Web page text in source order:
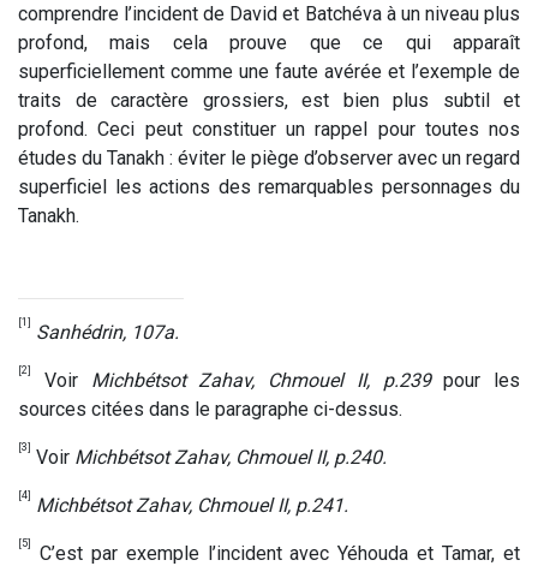
comprendre l’incident de David et Batchéva à un niveau plus
profond, mais cela prouve que ce qui apparaît
superficiellement comme une faute avérée et l’exemple de
traits de caractère grossiers, est bien plus subtil et
profond. Ceci peut constituer un rappel pour toutes nos
études du Tanakh : éviter le piège d’observer avec un regard
superficiel les actions des remarquables personnages du
Tanakh.
[1] Sanhédrin, 107a.
[2] Voir Michbétsot Zahav, Chmouel II, p.239pour les
sources citées dans le paragraphe ci-dessus.
[3] Voir Michbétsot Zahav, Chmouel II, p.240.
[4] Michbétsot Zahav, Chmouel II, p.241.
[5]
C’est par exemple l’incident avec Yéhouda et Tamar, et